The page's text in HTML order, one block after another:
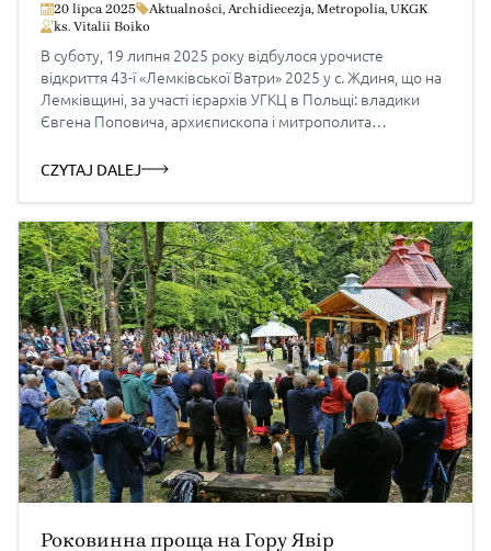
20 lipca 2025 Aktualności, Archidiecezja, Metropolia, UKGK
ks. Vitalii Boiko
В суботу, 19 липня 2025 року відбулося урочисте
відкриття 43-ї «Лемківської Ватри» 2025 у с. Ждиня, що на
Лемківщині, за участі ієрархів УГКЦ в Польщі: владики
Євгена Поповича, архиєпископа і митрополита
єпископа Вроцлавсько-Кошалінського, владики Аркадія
особливого гостя владики Миколи кардинала Бичка,
єпископа Мельбурнської єпархії (Австралія) зі
священниками УГКЦ […]
CZYTAJ DALEJ
Роковинна проща на Гору Явір